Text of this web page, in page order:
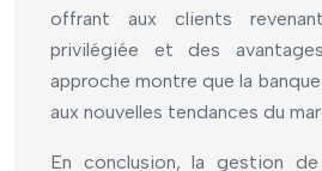
offrant aux clients
privilégiée et des
approche montre que la
aux nouvelles tendances du
En conclusion, la gestion